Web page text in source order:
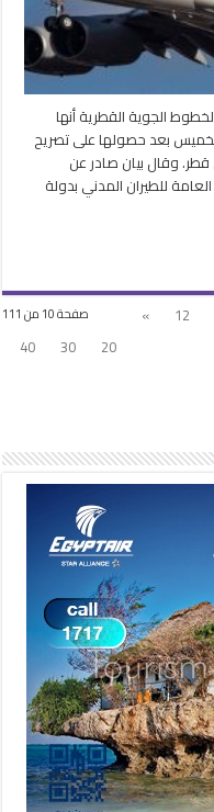
الدوحة
غداً
الجوية القطرية أنها
الخميس بعد حصولها على تصريح
وقال بيان صادر عن
العامة للطيران المدني بدولة
صفحة 10 من 111 12
»
20
30
40